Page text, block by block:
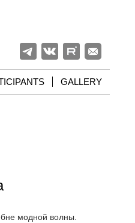
GALLERY
модной волны.